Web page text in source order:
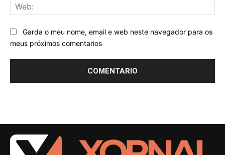
Garda o meu nome, email e web neste navegador para os
meus próximos comentarios